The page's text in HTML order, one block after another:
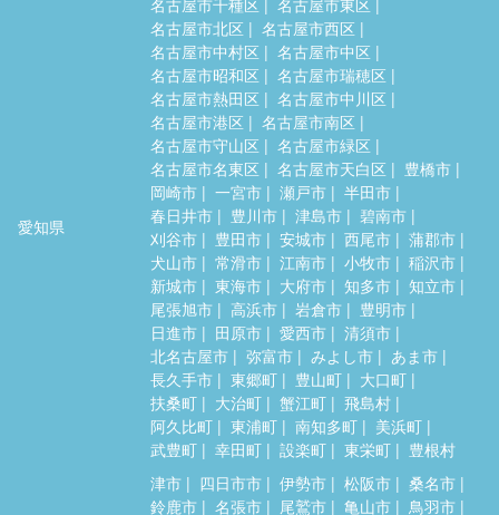
愛知県
名古屋市北区
名古屋市西区
名古屋市中村区
名古屋市中区
名古屋市昭和区
名古屋市瑞穂区
名古屋市熱田区
名古屋市中川区
名古屋市港区
名古屋市南区
名古屋市守山区
名古屋市緑区
名古屋市名東区
名古屋市天白区
豊橋市
岡崎市
一宮市 瀬戸市
半田市
春日井市
豊川市 津島市
碧南市
刈谷市
豊田市 安城市 西尾市
蒲郡市
犬山市
常滑市 江南市 小牧市
稲沢市
新城市
東海市 大府市 知多市
知立市
尾張旭市
高浜市 岩倉市
豊明市
日進市
田原市 愛西市
清須市
北名古屋市
弥富市 みよし市
あま市
長久手市
東郷町 豊山町
大口町
扶桑町
大治町 蟹江町
飛島村
阿久比町
東浦町 南知多町
美浜町
武豊町
幸田町 設楽町 東栄町 豊根村
津市 四日市市 伊勢市 松阪市
桑名市
鈴鹿市
名張市 尾鷲市 亀山市
鳥羽市